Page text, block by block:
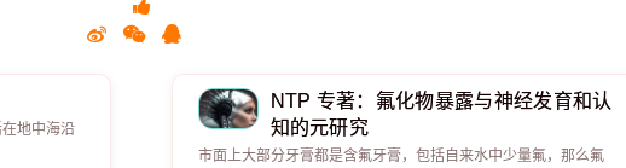
地中海沿
NTP 专著：氟化物暴露与神经发育和认
知的元研究
市面上大部分牙膏都是含氟牙膏，包括自来水中少量氟，那么氟